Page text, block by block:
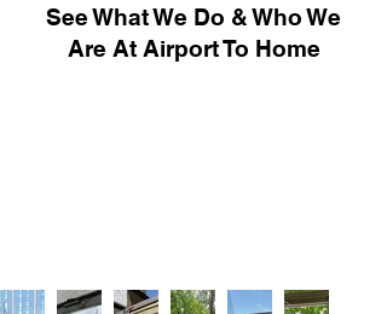
See What We Do & Who We
Are At Airport To Home